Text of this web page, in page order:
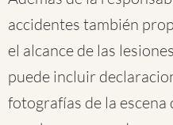
accidentes también
el alcance de las
puede incluir
fotografías de la